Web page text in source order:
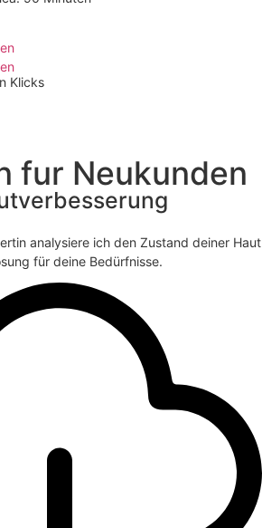
Klicks
fur Neukunden
analysiere ich den Zustand deiner Haut
für deine Bedürfnisse.